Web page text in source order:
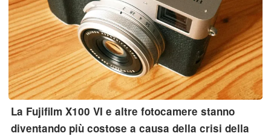
La Fujifilm X100 VI e altre fotocamere stanno
diventando più costose a causa della crisi della